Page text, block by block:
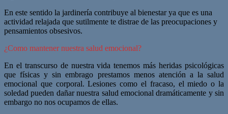
En este sentido la jardinería contribuye al bienestar ya que es una
actividad relajada que sutilmente te distrae de las preocupaciones y
pensamientos obsesivos.
¿Como mantener nuestra salud emocional?
En el transcurso de nuestra vida tenemos más heridas psicológicas
que físicas y sin embrago prestamos menos atención a la salud
emocional que corporal. Lesiones como el fracaso, el miedo o la
soledad pueden dañar nuestra salud emocional dramáticamente y sin
embargo no nos ocupamos de ellas.